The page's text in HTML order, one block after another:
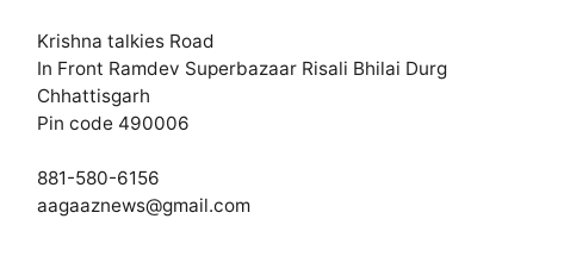
Krishna talkies Road
In Front Ramdev Superbazaar Risali Bhilai Durg
Chhattisgarh
Pin code 490006
881-580-6156
aagaaznews@gmail.com